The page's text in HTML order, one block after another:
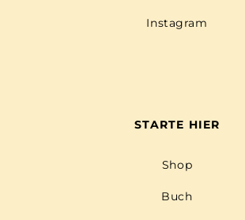
Instagram
STARTE HIER
Shop
Buch